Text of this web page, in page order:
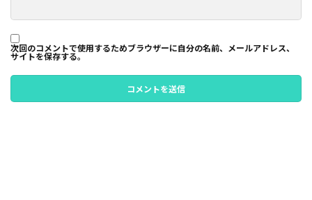
次回のコメントで使用するためブラウザーに自分の名前、メールアドレス、
サイトを保存する。